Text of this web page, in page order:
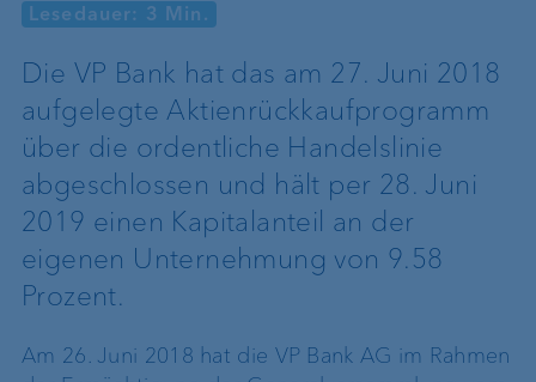
Lesedauer: 3 Min.
Die VP Bank hat das am 27. Juni 2018
aufgelegte Aktienrückkaufprogramm
über die ordentliche Handelslinie
abgeschlossen und hält per 28. Juni
2019 einen Kapitalanteil an der
eigenen Unternehmung von 9.58
Prozent.
Am 26. Juni 2018 hat die VP Bank AG im Rahmen